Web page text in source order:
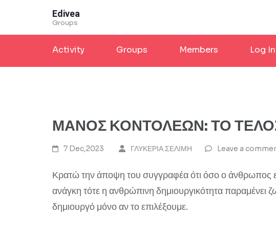
Enter)
Edivea
Groups
Activity Groups Members Log In
ΜΑΝΟΣ ΚΟΝΤΟΛΕΩΝ: ΤΟ
7 Dec,2023 ΓΛΥΚΕΡΙΑ ΣΕΛΙΜΗ Leave a
Κρατώ την άποψη του συγγραφέα ότι όσο ο άνθρωπος
ανάγκη τότε η ανθρώπινη δημιουργικότητα παραμένει
δημιουργό μόνο αν το επιλέξουμε.